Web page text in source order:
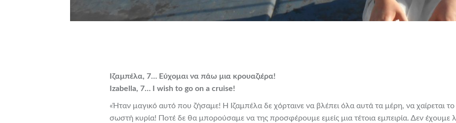
Ιζαμπέλα, 7… Εύχομαι να πάω μια κρουαζιέρα!
Izabella, 7… I wish to go on a cruise!
«Ήταν μαγικό αυτό που ζήσαμε! Η Ιζαμπέλα δε χόρταινε να βλέπει όλα αυτά τα μέρη, να χαίρεται
σωστή κυρία! Ποτέ δε θα μπορούσαμε να της προσφέρουμε εμείς μια τέτοια εμπειρία. Δεν έχουμε